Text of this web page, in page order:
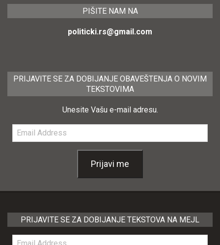
PIŠITE NAM NA
politicki.rs@gmail.com
PRIJAVITE SE ZA DOBIJANJE OBAVEŠTENJA O NOVIM
TEKSTOVIMA
Unesite Vašu e-mail adresu.
Email
Address
Prijavi me
PRIJAVITE SE ZA DOBIJANJE TEKSTOVA NA MEJL
Email